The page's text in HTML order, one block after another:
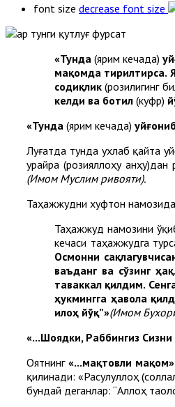
font size decrease font size
«Тунда(ярим кечада)
мақомда тирилтирса.
содиқлик(розилигинг
келди ва ботил (куфр)
«Тунда (ярим кечада)
Луғатда тунда ухлаб қайта
Ҳурайра (розияллоҳу
(Имом Муслим ривояти).
Таҳажжудни хуфтон
Таҳажжуд намозини
кечаси таҳажжудга
Осмонни
ваъданг ва сўзинг
таваккал қилдим.
ҳукмингга ҳавола
илоҳ йўқ”»(Имом
«...Шоядки, Раббингиз Сизни
Оятнинг«...мақтовли
қилинади: «Расулуллоҳ
бундай деганлар: “Аллоҳ